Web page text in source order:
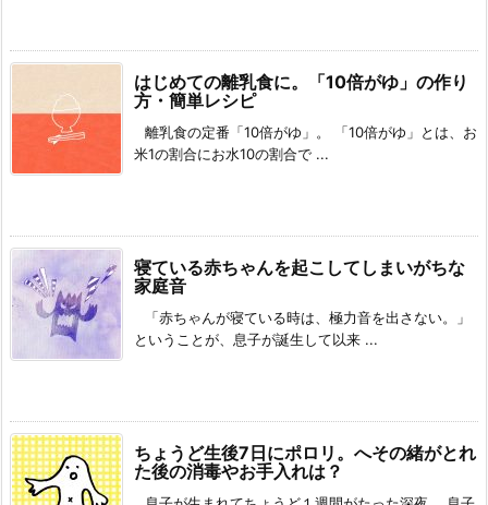
はじめての離乳食に。「10倍がゆ」の作り
方・簡単レシピ
離乳食の定番「10倍がゆ」。 「10倍がゆ」とは、お
米1の割合にお水10の割合で ...
寝ている赤ちゃんを起こしてしまいがちな
家庭音
「赤ちゃんが寝ている時は、極力音を出さない。」
ということが、息子が誕生して以来 ...
ちょうど生後7日にポロリ。へその緒がとれ
た後の消毒やお手入れは？